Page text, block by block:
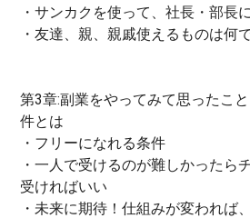
・サンカクを使って、社長・部長
・友達、親、親戚使えるものは何
第3章:副業をやってみて思ったこ
件とは
・フリーになれる条件
・一人で受けるのが難しかったら
受ければいい
・未来に期待！仕組みが変われば